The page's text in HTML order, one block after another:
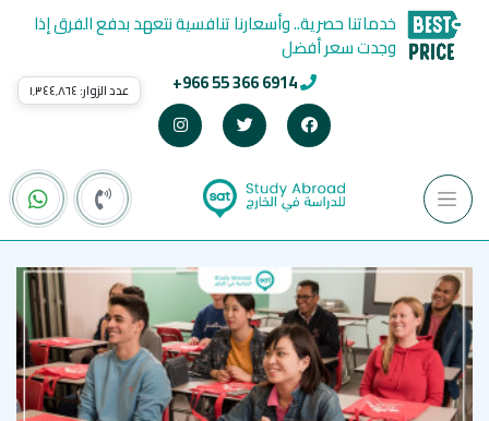
+966 55 366 6914
خدماتنا حصرية.. وأسعارنا تنافسية نتعهد بدفع الفرق إذا
وجدت سعر أفضل
عدد الزوار: ١٬٣٤٤٬٨٦٤